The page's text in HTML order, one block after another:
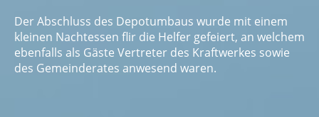
Der Abschluss des Depotumbaus wurde mit einem
kleinen Nachtessen flir die Helfer gefeiert, an welchem
eben­falls als Gäste Vertreter des Kraftwerkes sowie
des Gemeinderates anwesend waren.